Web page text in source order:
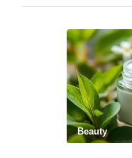
Pierwsze godziny i dni
Beauty